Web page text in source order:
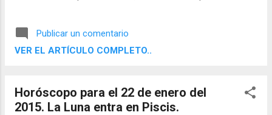
experiencia directa y contemplar, evaluar y
comprender su entorno por medio de sus
Publicar un comentario
VER EL ARTÍCULO COMPLETO..
Horóscopo para el 22 de enero del
2015. La Luna entra en Piscis.